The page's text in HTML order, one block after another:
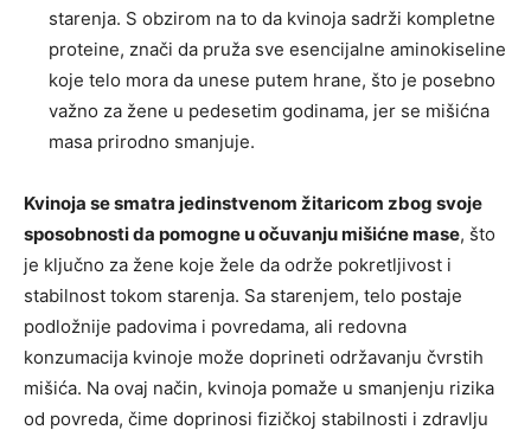
starenja. S obzirom na to da kvinoja sadrži kompletne
proteine, znači da pruža sve esencijalne aminokiseline
koje telo mora da unese putem hrane, što je posebno
važno za žene u pedesetim godinama, jer se mišićna
masa prirodno smanjuje.
Kvinoja se smatra jedinstvenom žitaricom zbog svoje
sposobnosti da pomogne u očuvanju mišićne mase, što
je ključno za žene koje žele da održe pokretljivost i
stabilnost tokom starenja. Sa starenjem, telo postaje
podložnije padovima i povredama, ali redovna
konzumacija kvinoje može doprineti održavanju čvrstih
mišića. Na ovaj način, kvinoja pomaže u smanjenju rizika
od povreda, čime doprinosi fizičkoj stabilnosti i zdravlju